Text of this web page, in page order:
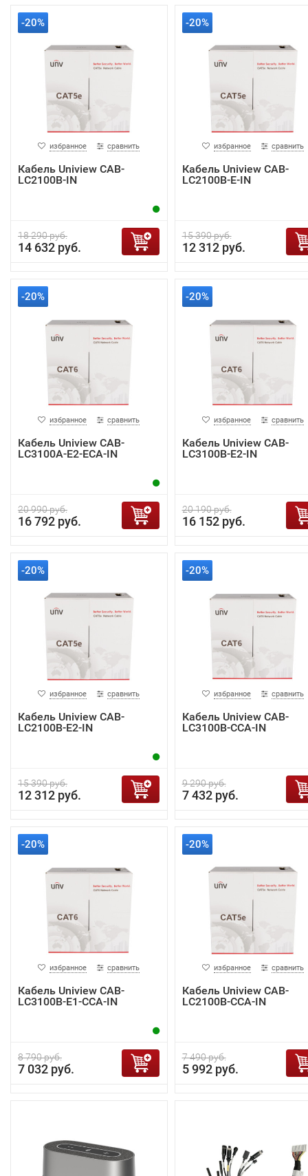
-20%
избранное сравнить
Кабель Uniview CAB-
LC2100B-IN
18 290 руб.
14 632 руб.
-20%
избранное сравнить
Кабель Uniview CAB-
LC2100B-E-IN
15 390 руб.
12 312 руб.
-20%
избранное сравнить
Кабель Uniview CAB-
LC3100A-E2-ECA-IN
20 990 руб.
16 792 руб.
-20%
избранное сравнить
Кабель Uniview CAB-
LC3100B-E2-IN
20 190 руб.
16 152 руб.
-20%
избранное сравнить
Кабель Uniview CAB-
LC2100B-E2-IN
15 390 руб.
12 312 руб.
-20%
избранное сравнить
Кабель Uniview CAB-
LC3100B-CCA-IN
9 290 руб.
7 432 руб.
-20%
избранное сравнить
Кабель Uniview CAB-
LC3100B-E1-CCA-IN
8 790 руб.
7 032 руб.
-20%
избранное сравнить
Кабель Uniview CAB-
LC2100B-CCA-IN
7 490 руб.
5 992 руб.